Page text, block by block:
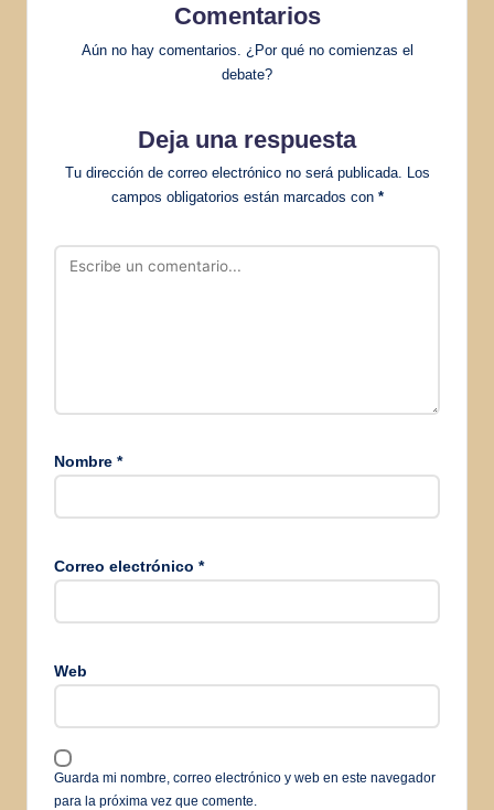
Comentarios
Aún no hay comentarios. ¿Por qué no comienzas el
debate?
Deja una respuesta
Tu dirección de correo electrónico no será publicada. Los
campos obligatorios están marcados con *
Nombre *
Correo electrónico *
Web
Guarda mi nombre, correo electrónico y web en este navegador
para la próxima vez que comente.